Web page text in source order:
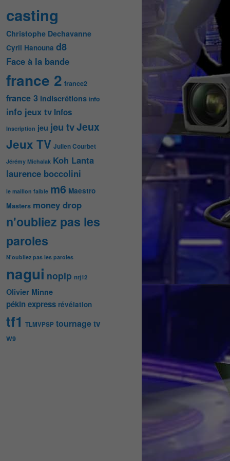
casting
Christophe Dechavanne
Cyril Hanouna d8
Face à la bande
france 2 france2
france 3 indiscrétions info
info jeux tv Infos
Inscription jeu jeu tvJeux
Jeux TV Julien Courbet
Jérémy Michalak Koh Lanta
laurence boccolini
le maillon faible m6 Maestro
Masters money drop
n'oubliez pas les
paroles
N'oubliez pas les paroles
nagui noplp nrj12
Olivier Minne
pékin express révélation
tf1 TLMVPSP tournagetv
W9